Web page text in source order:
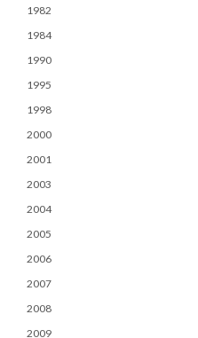
1982
1984
1990
1995
1998
2000
2001
2003
2004
2005
2006
2007
2008
2009